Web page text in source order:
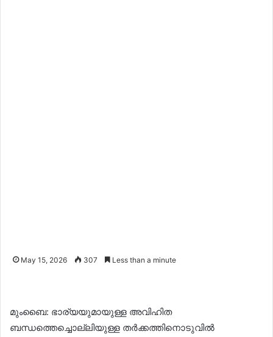
May 15, 2026 307 Less than a minute
മുംബൈ: ഭാര്യയുമായുള്ള അവിഹിത
ബന്ധത്തെച്ചൊല്ലിയുള്ള തർക്കത്തിനൊടുവിൽ